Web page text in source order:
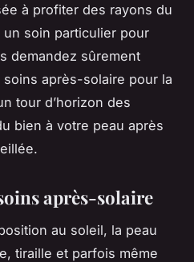
à profiter des rayons du
soin particulier pour
demandez sûrement
après-solaire pour la
tour d’horizon des
bien à votre peau après
après-solaire
au soleil, la peau
tiraille et parfois même